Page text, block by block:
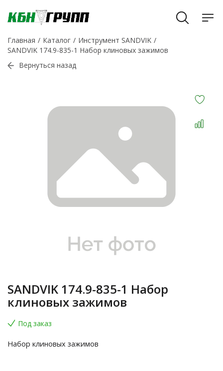
Главная Каталог
Инструмент SANDVIK
SANDVIK 174.9-835-1 Набор клиновых зажимов
Вернуться назад
SANDVIK 174.9-835-1 Набор
клиновых зажимов
Под заказ
Набор клиновых зажимов